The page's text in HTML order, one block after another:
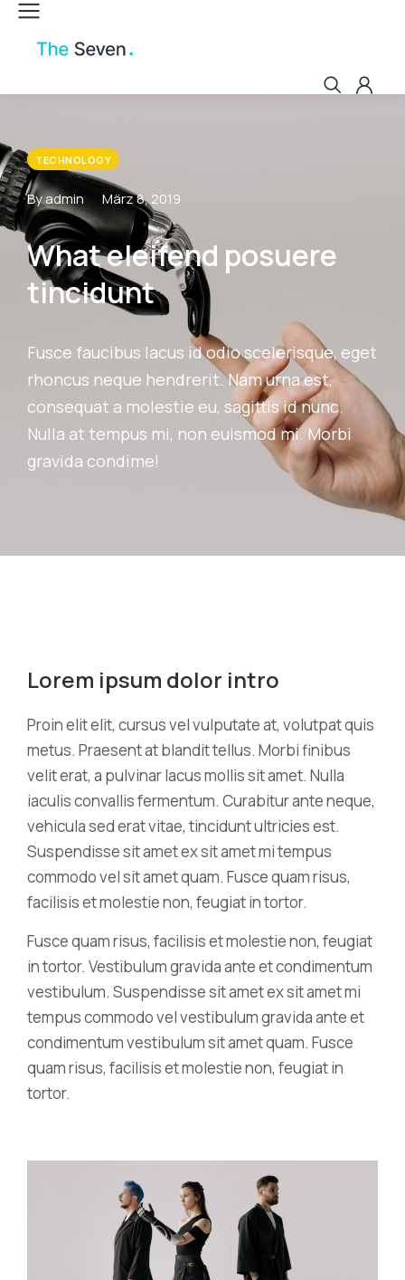
TECHNOLOGY
By admin März 8, 2019
What eleifend posuere
tincidunt
Fusce faucibus lacus id odio scelerisque, eget
rhoncus neque hendrerit. Nam urna est,
consequat a molestie eu, sagittis id nunc.
Nulla at tempus mi, non euismod mi. Morbi
gravida condime!
Lorem ipsum dolor intro
Proin elit elit, cursus vel vulputate at, volutpat quis
metus. Praesent at blandit tellus. Morbi finibus
velit erat, a pulvinar lacus mollis sit amet. Nulla
iaculis convallis fermentum. Curabitur ante neque,
vehicula sed erat vitae, tincidunt ultricies est.
Suspendisse sit amet ex sit amet mi tempus
commodo vel sit amet quam. Fusce quam risus,
facilisis et molestie non, feugiat in tortor.
Fusce quam risus, facilisis et molestie non, feugiat
in tortor. Vestibulum gravida ante et condimentum
vestibulum. Suspendisse sit amet ex sit amet mi
tempus commodo vel vestibulum gravida ante et
condimentum vestibulum sit amet quam. Fusce
quam risus, facilisis et molestie non, feugiat in
tortor.